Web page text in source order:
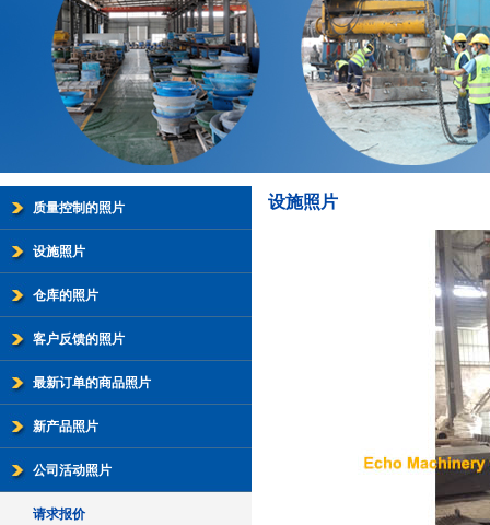
质量控制的照片
设施照片
仓库的照片
客户反馈的照片
最新订单的商品照片
新产品照片
公司活动照片
请求报价
设施照片